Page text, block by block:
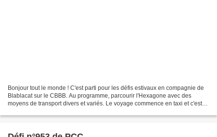
Bonjour tout le monde ! C'est parti pour les défis estivaux en compagnie de
Blablacat sur le CBBB. Au programme, parcourir l'Hexagone avec des
moyens de transport divers et variés. Le voyage commence en taxi et c'est